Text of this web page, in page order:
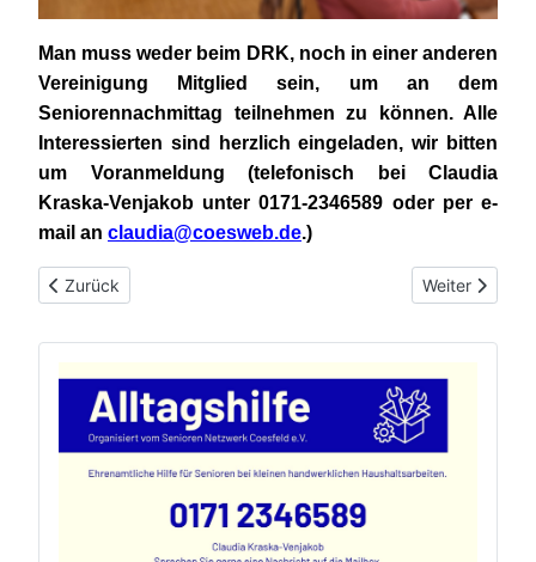
Man muss weder beim DRK, noch in einer anderen
Vereinigung Mitglied sein, um an dem
Seniorennachmittag teilnehmen zu können. Alle
Interessierten sind herzlich eingeladen, wir bitten
um Voranmeldung (telefonisch bei Claudia
Kraska-Venjakob unter 0171-2346589 oder per e-
mail an claudia@coesweb.de.)
Vorheriger Beitrag: Offenes Seniorentreff beim DRK
Zurück Nächster
Weiter